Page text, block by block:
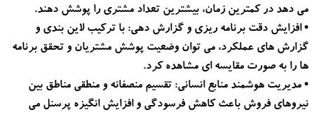
می دهد در کمترین زمان، بیشترین تعداد مشتری را پوشش دهند.
• افزایش دقت برنامه ریزی و گزارش دهی: با ترکیب لاین بندی و
گزارش های عملکرد، می توان وضعیت پوشش مشتریان و تحقق برنامه
ها را به صورت مقایسه ای مشاهده کرد.
• مدیریت هوشمند منابع انسانی: تقسیم منصفانه و منطقی مناطق بین
نیروهای فروش باعث کاهش فرسودگی و افزایش انگیزه پرسنل می